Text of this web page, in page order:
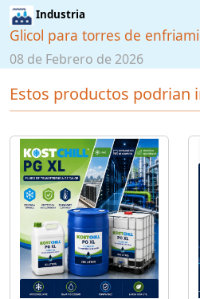
Industria
Glicol para torres de
08 de Febrero de 2026
Estos productos podrian